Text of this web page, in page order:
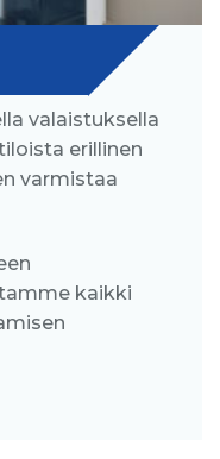
valaistuksella
erillinen
varmistaa
kaikki